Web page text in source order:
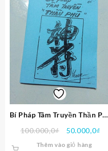
Bí Pháp Tâm Truyền Thần Phù
100.000,0₫
Giá
gốc
50.000,0₫
Thêm vào giỏ hàng